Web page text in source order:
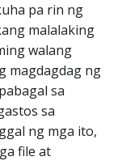
pa rin ng
malalaking
walang
magdagdag ng
sa
sa
ng mga ito,
file at